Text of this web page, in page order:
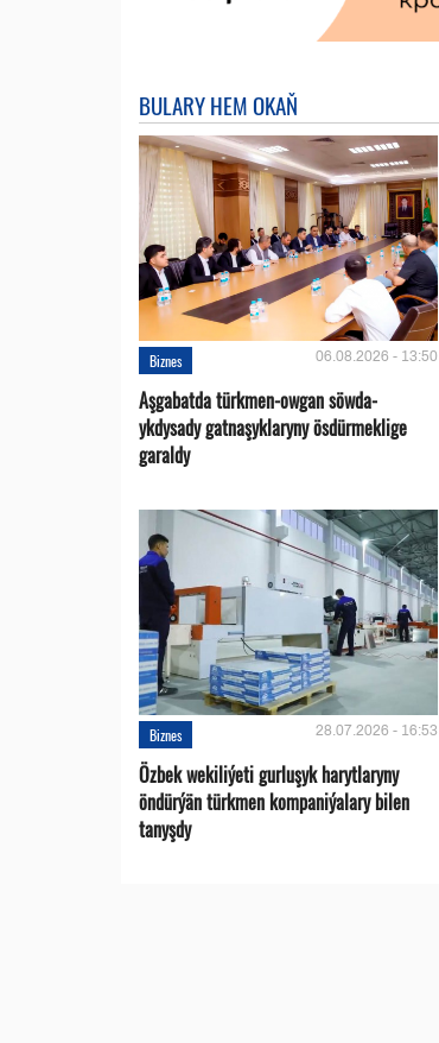
BULARY HEM OKAŇ
Biznes 06.08.2026 - 13:50
Aşgabatda türkmen-owgan söwda-
ykdysady gatnaşyklaryny ösdürmeklige
garaldy
Biznes 28.07.2026 - 16:53
Özbek wekiliýeti gurluşyk harytlaryny
öndürýän türkmen kompaniýalary bilen
tanyşdy